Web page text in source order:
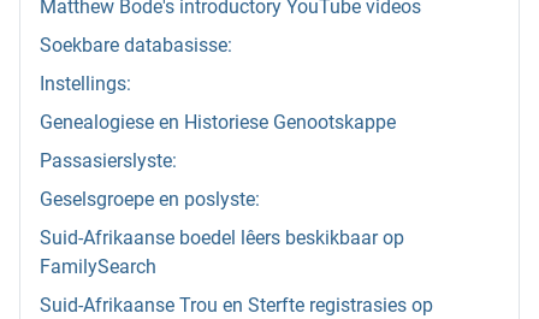
Matthew Bode's introductory YouTube videos
Soekbare databasisse:
Instellings:
Genealogiese en Historiese Genootskappe
Passasierslyste:
Geselsgroepe en poslyste:
Suid-Afrikaanse boedel lêers beskikbaar op
FamilySearch
Suid-Afrikaanse Trou en Sterfte registrasies op